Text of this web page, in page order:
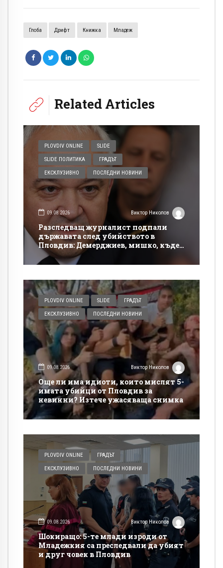
Глоба Дрифт Книжка Младеж
Related Articles
PLOVDIV ONLINE SLIDE
SLIDE ПОЛИТИКА ГРАДЪТ
ЕКСКЛУЗИВНО ПОСЛЕДНИ НОВИНИ
09.08.2026 Виктор Николов
Разследващ журналист подпали
държавата след убийството в
Пловдив: Демерджиев, мишко, къде
си!?
PLOVDIV ONLINE SLIDE ГРАДЪТ
ЕКСКЛУЗИВНО ПОСЛЕДНИ НОВИНИ
09.08.2026 Виктор Николов
Още ли има идиоти, които мислят 5-
имата убийци от Пловдив за
невинни? Изтече ужасяваща снимка
PLOVDIV ONLINE ГРАДЪТ
ЕКСКЛУЗИВНО ПОСЛЕДНИ НОВИНИ
09.08.2026 Виктор Николов
Шокиращо: 5-те млади изроди от
Младежкия са преследвали да убият
и друг човек в Пловдив